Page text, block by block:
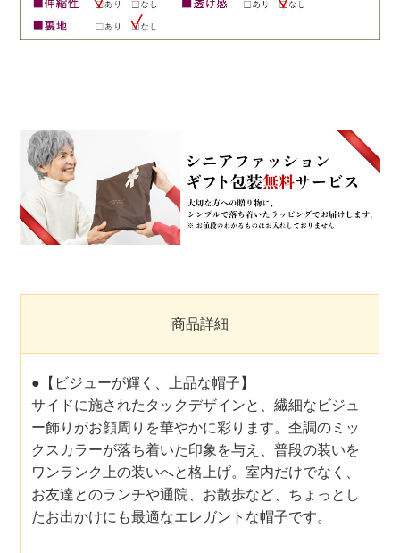
商品詳細
●【ビジューが輝く、上品な帽子】
サイドに施されたタックデザインと、繊細なビジュ
ー飾りがお顔周りを華やかに彩ります。杢調のミッ
クスカラーが落ち着いた印象を与え、普段の装いを
ワンランク上の装いへと格上げ。室内だけでなく、
お友達とのランチや通院、お散歩など、ちょっとし
たお出かけにも最適なエレガントな帽子です。